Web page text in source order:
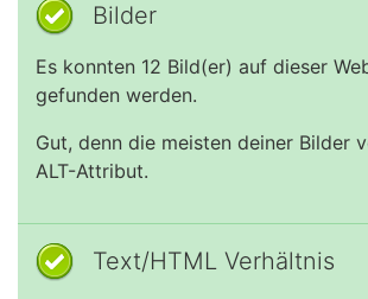
Bilder
Es konnten 12 Bild(er) auf dieser
gefunden werden.
Gut, denn die meisten deiner Bilder
ALT-Attribut.
Text/HTML Verhältnis